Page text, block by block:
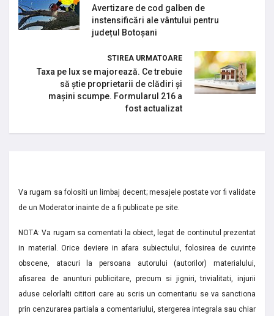
Avertizare de cod galben de
instensificări ale vântului pentru
județul Botoșani
STIREA URMATOARE
Taxa pe lux se majorează. Ce trebuie
să știe proprietarii de clădiri și
mașini scumpe. Formularul 216 a
fost actualizat
Va rugam sa folositi un limbaj decent; mesajele postate vor fi validate
de un Moderator inainte de a fi publicate pe site.
NOTA: Va rugam sa comentati la obiect, legat de continutul prezentat
in material. Orice deviere in afara subiectului, folosirea de cuvinte
obscene, atacuri la persoana autorului (autorilor) materialului,
afisarea de anunturi publicitare, precum si jigniri, trivialitati, injurii
aduse celorlalti cititori care au scris un comentariu se va sanctiona
prin cenzurarea partiala a comentariului, stergerea integrala sau chiar